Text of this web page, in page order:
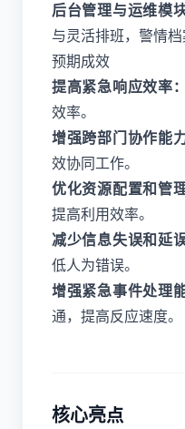
后台管理与运维模块
与灵活排班，警情档
预期成效
提高紧急响应效率：
效率。
增强跨部门协作能
效协同工作。
优化资源配置和管
提高利用效率。
减少信息失误和延
低人为错误。
增强紧急事件处理
通，提高反应速度。
核心亮点